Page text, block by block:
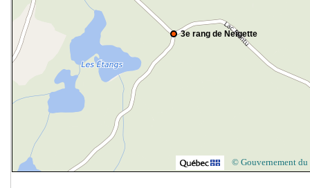
3e rang de Neigette
© Gouvernement du